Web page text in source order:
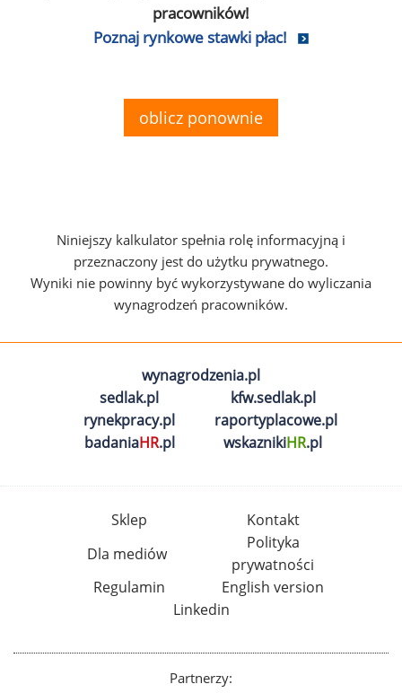
pracowników!
Poznaj rynkowe stawki płac!
oblicz ponownie
Niniejszy kalkulator spełnia rolę informacyjną i
przeznaczony jest do użytku prywatnego.
Wyniki nie powinny być wykorzystywane do wyliczania
wynagrodzeń pracowników.
wynagrodzenia.pl
sedlak.pl
kfw.sedlak.pl
rynekpracy.pl
raportyplacowe.pl
badaniaHR.pl wskaznikiHR.pl
Sklep
Kontakt
Dla mediów
Polityka
prywatności
Regulamin
English version
Linkedin
Partnerzy: